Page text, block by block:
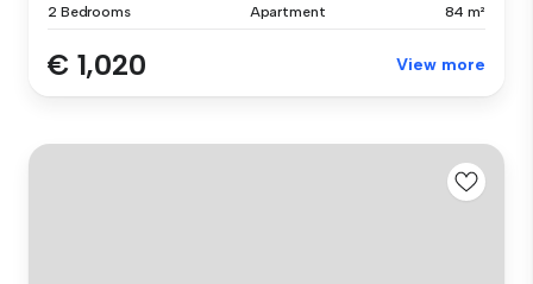
2 Bedrooms Apartment 84 m²
€ 1,020 View more